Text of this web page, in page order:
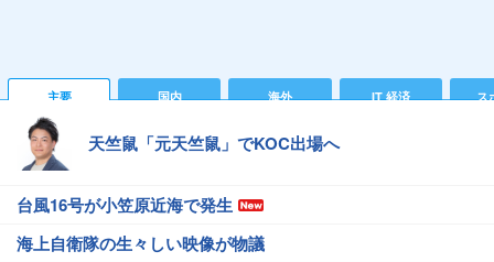
主要 国内 海外 IT 経済 ス
天竺鼠「元天竺鼠」でKOC出場へ
台風16号が小笠原近海で発生
海上自衛隊の生々しい映像が物議